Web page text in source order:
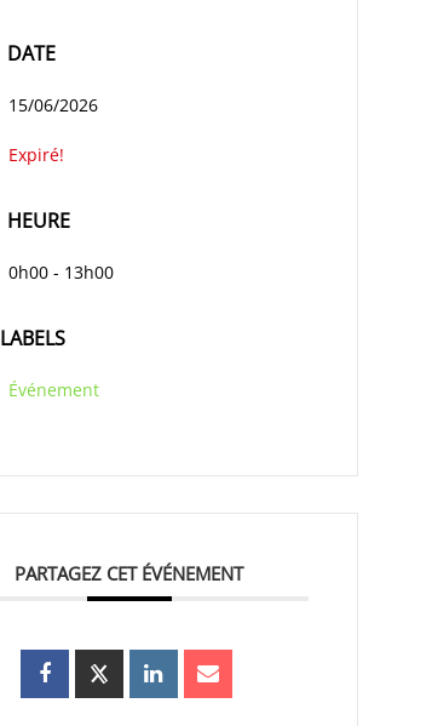
DATE
15/06/2026
Expiré!
HEURE
0h00 - 13h00
LABELS
Événement
PARTAGEZ CET ÉVÉNEMENT